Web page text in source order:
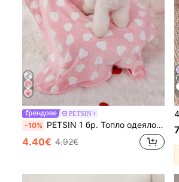
PETSIN
-10% PETSIN 1 бр. Топло одеяло за домашни любимци със сладко сърце, подходящо за котки и кучета
4.40€ 4.92€